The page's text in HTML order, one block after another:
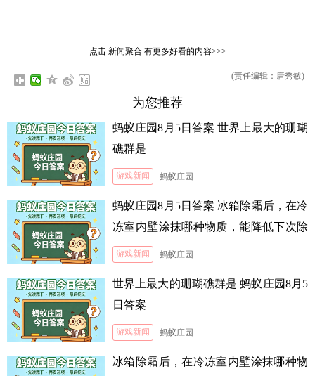
点击 新闻聚合有更多好看的内容>>>
(责任编辑：唐秀敏)
为您推荐
蚂蚁庄园8月5日答案 世界上最大的珊瑚
礁群是
游戏新闻 蚂蚁庄园
蚂蚁庄园8月5日答案 冰箱除霜后，在冷
冻室内壁涂抹哪种物质，能降低下次除
霜的难度
游戏新闻 蚂蚁庄园
世界上最大的珊瑚礁群是 蚂蚁庄园8月5
日答案
游戏新闻 蚂蚁庄园
冰箱除霜后，在冷冻室内壁涂抹哪种物